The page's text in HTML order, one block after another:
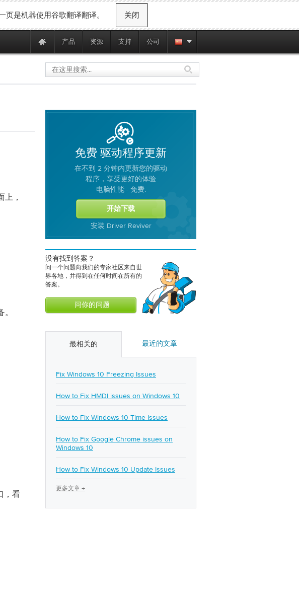
是机器使用谷歌翻译翻译。 关闭
产品 资源 支持 公司
上，
，看
免费 驱动程序更新
在不到 2 分钟内更新您的驱动
程序，享受更好的体验
电脑性能 - 免费.
安装 Driver Reviver
没有找到答案？
问一个问题向我们的专家社区来自世
界各地，并得到在任何时间在所有的
答案。
最相关的 最近的文章
Fix Windows 10 Freezing Issues
How to Fix HMDI issues on Windows 10
How to Fix Windows 10 Time Issues
How to Fix Google Chrome issues on
Windows 10
How to Fix Windows 10 Update Issues
更多文章 →